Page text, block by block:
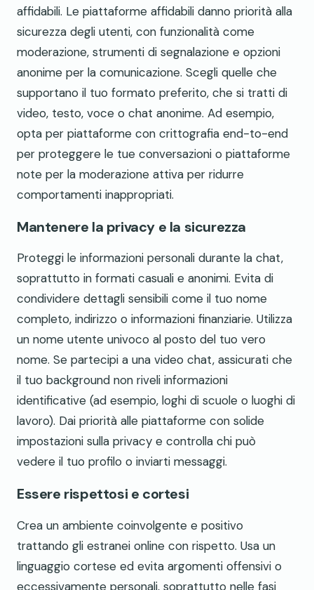
affidabili. Le piattaforme affidabili danno priorità alla
sicurezza degli utenti, con funzionalità come
moderazione, strumenti di segnalazione e opzioni
anonime per la comunicazione. Scegli quelle che
supportano il tuo formato preferito, che si tratti di
video, testo, voce o chat anonime. Ad esempio,
opta per piattaforme con crittografia end-to-end
per proteggere le tue conversazioni o piattaforme
note per la moderazione attiva per ridurre
comportamenti inappropriati.
Mantenere la privacy e la sicurezza
Proteggi le informazioni personali durante la chat,
soprattutto in formati casuali e anonimi. Evita di
condividere dettagli sensibili come il tuo nome
completo, indirizzo o informazioni finanziarie. Utilizza
un nome utente univoco al posto del tuo vero
nome. Se partecipi a una video chat, assicurati che
il tuo background non riveli informazioni
identificative (ad esempio, loghi di scuole o luoghi di
lavoro). Dai priorità alle piattaforme con solide
impostazioni sulla privacy e controlla chi può
vedere il tuo profilo o inviarti messaggi.
Essere rispettosi e cortesi
Crea un ambiente coinvolgente e positivo
trattando gli estranei online con rispetto. Usa un
linguaggio cortese ed evita argomenti offensivi o
eccessivamente personali, soprattutto nelle fasi